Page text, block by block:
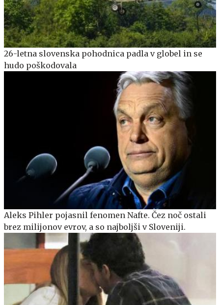
26-letna slovenska pohodnica padla v globel in se
hudo poškodovala
Aleks Pihler pojasnil fenomen Nafte. Čez noč ostali
brez milijonov evrov, a so najboljši v Sloveniji.